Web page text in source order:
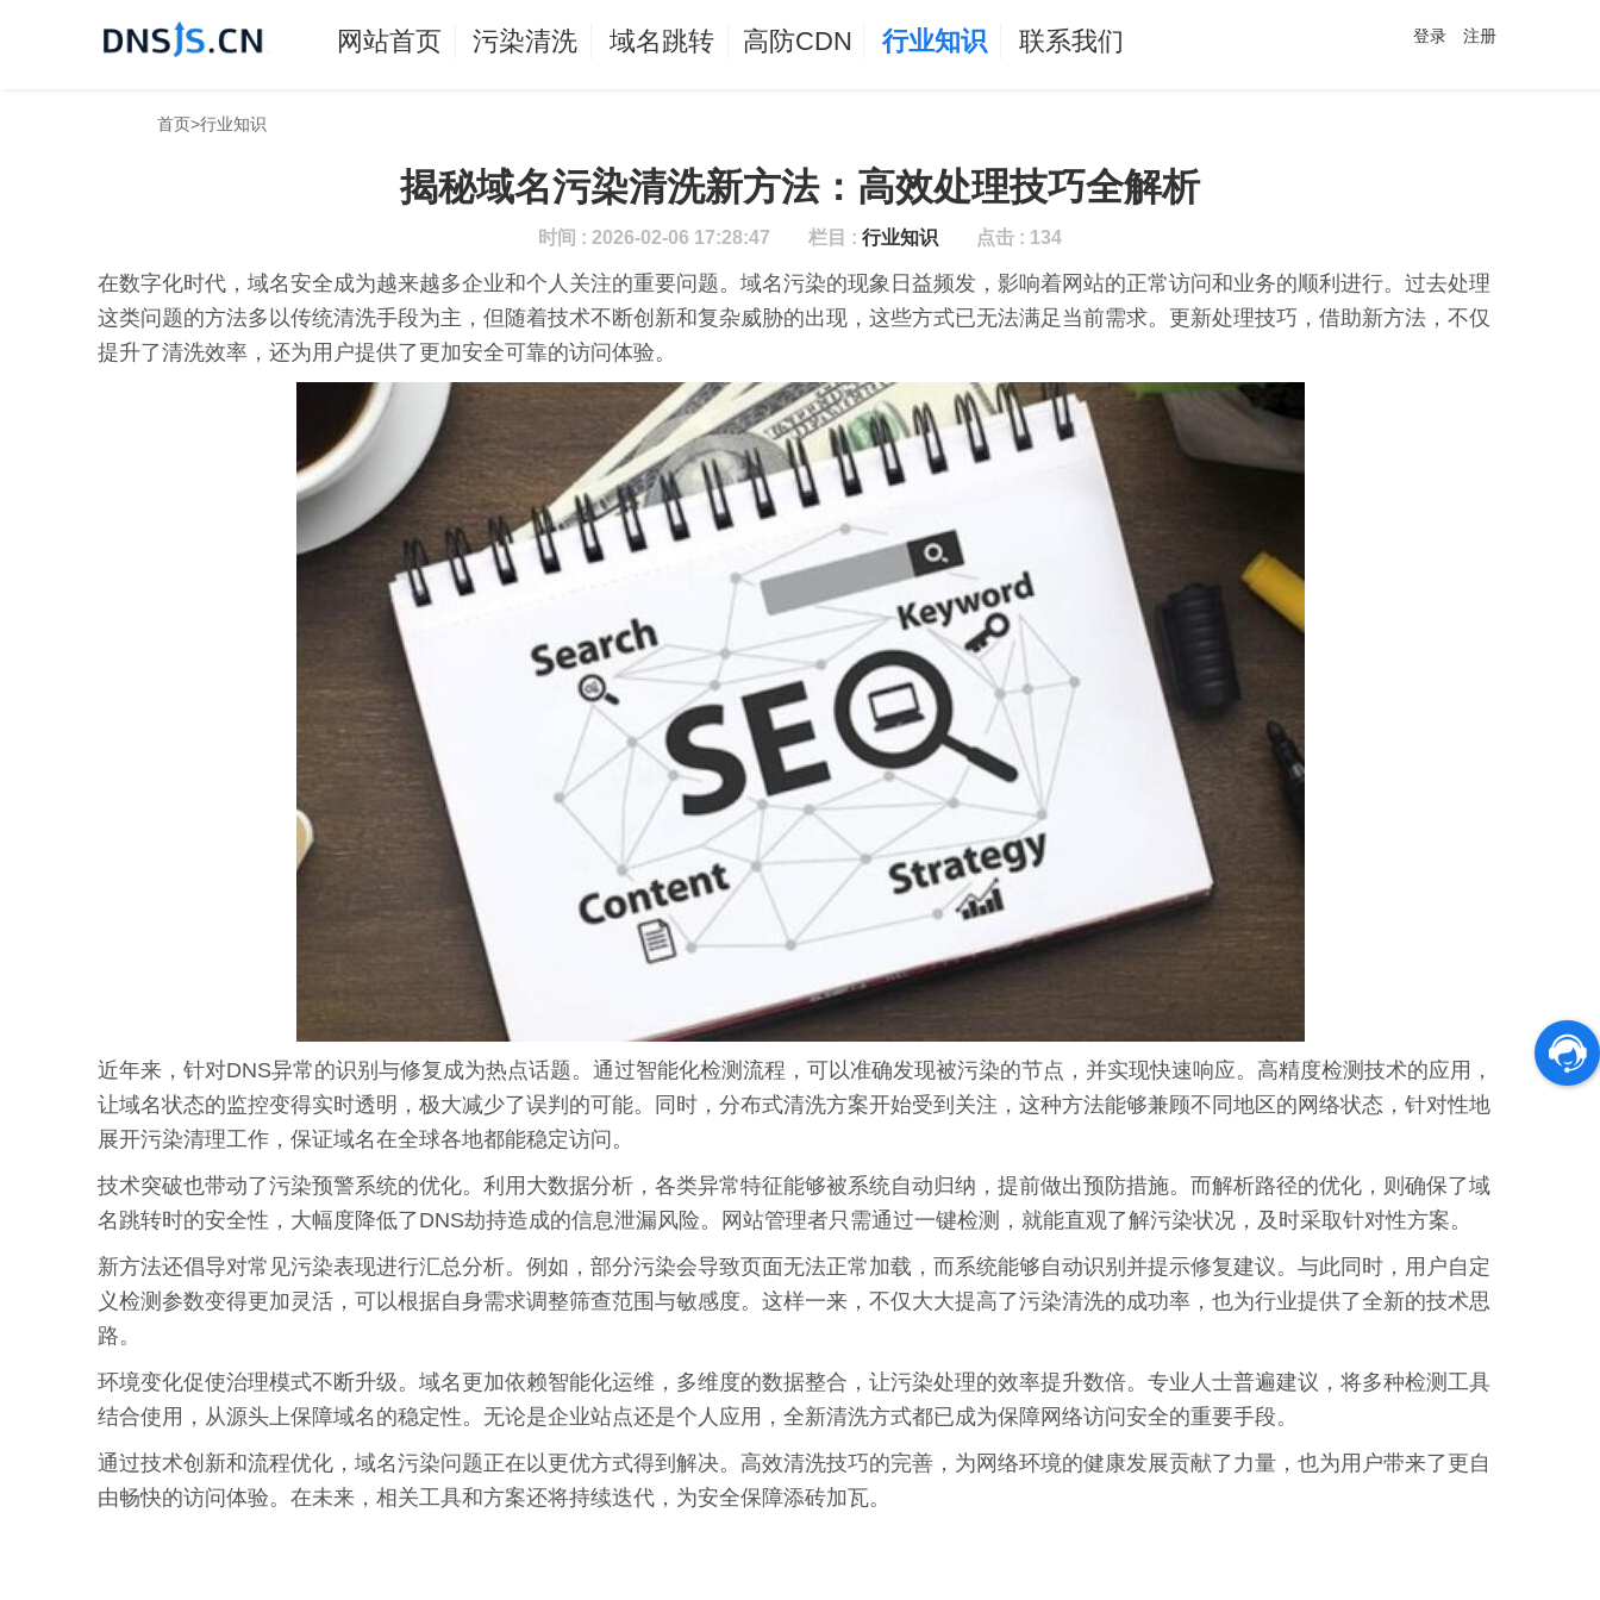
网站首页 污染清洗 域名跳转 高防CDN 行业知识 联系我们 登录 注册
首页>行业知识
揭秘域名污染清洗新方法：高效处理技巧全解析
时间 : 2026-02-06 17:28:47 栏目 : 行业知识 点击 : 134
在数字化时代，域名安全成为越来越多企业和个人关注的重要问题。域名污染的现象日益频发，影响着网站的正常访问和业务的顺利进行。过去处理
这类问题的方法多以传统清洗手段为主，但随着技术不断创新和复杂威胁的出现，这些方式已无法满足当前需求。更新处理技巧，借助新方法，不仅
提升了清洗效率，还为用户提供了更加安全可靠的访问体验。
近年来，针对DNS异常的识别与修复成为热点话题。通过智能化检测流程，可以准确发现被污染的节点，并实现快速响应。高精度检测技术的应用，
让域名状态的监控变得实时透明，极大减少了误判的可能。同时，分布式清洗方案开始受到关注，这种方法能够兼顾不同地区的网络状态，针对性地
展开污染清理工作，保证域名在全球各地都能稳定访问。
技术突破也带动了污染预警系统的优化。利用大数据分析，各类异常特征能够被系统自动归纳，提前做出预防措施。而解析路径的优化，则确保了域
名跳转时的安全性，大幅度降低了DNS劫持造成的信息泄漏风险。网站管理者只需通过一键检测，就能直观了解污染状况，及时采取针对性方案。
新方法还倡导对常见污染表现进行汇总分析。例如，部分污染会导致页面无法正常加载，而系统能够自动识别并提示修复建议。与此同时，用户自定
义检测参数变得更加灵活，可以根据自身需求调整筛查范围与敏感度。这样一来，不仅大大提高了污染清洗的成功率，也为行业提供了全新的技术思
路。
环境变化促使治理模式不断升级。域名更加依赖智能化运维，多维度的数据整合，让污染处理的效率提升数倍。专业人士普遍建议，将多种检测工具
结合使用，从源头上保障域名的稳定性。无论是企业站点还是个人应用，全新清洗方式都已成为保障网络访问安全的重要手段。
通过技术创新和流程优化，域名污染问题正在以更优方式得到解决。高效清洗技巧的完善，为网络环境的健康发展贡献了力量，也为用户带来了更自
由畅快的访问体验。在未来，相关工具和方案还将持续迭代，为安全保障添砖加瓦。